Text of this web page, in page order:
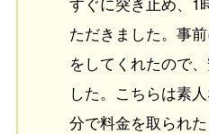
ただきました。事
をしてくれたので
した。こちらは素
分で料金を取られ